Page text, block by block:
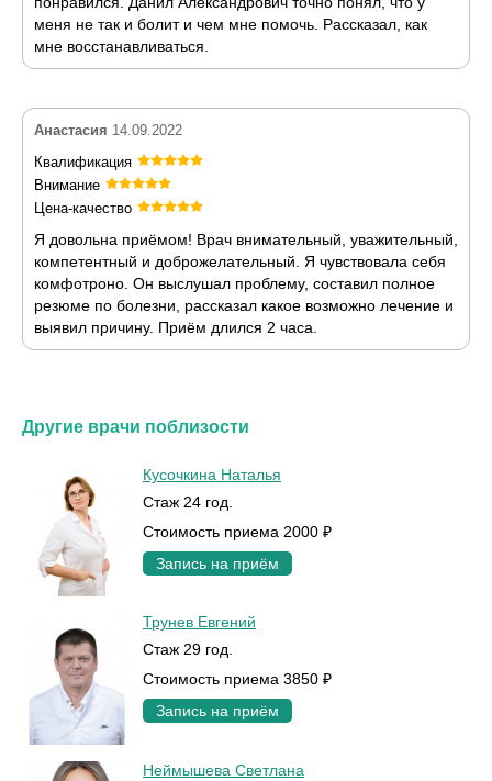
меня не так и болит и чем мне помочь. Рассказал, как
мне восстанавливаться.
Анастасия 14.09.2022
Квалификация
Внимание
Цена-качество
Я довольна приёмом! Врач внимательный, уважительный,
компетентный и доброжелательный. Я чувствовала себя
комфотроно. Он выслушал проблему, составил полное
резюме по болезни, рассказал какое возможно лечение и
выявил причину. Приём длился 2 часа.
Другие врачи поблизости
Кусочкина Наталья
Стаж 24 год.
Стоимость приема 2000 ₽
Запись на приём
Трунев Евгений
Стаж 29 год.
Стоимость приема 3850 ₽
Запись на приём
Неймышева Светлана